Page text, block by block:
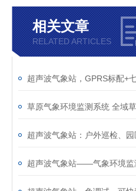
相关文章
RELATED ARTICLES